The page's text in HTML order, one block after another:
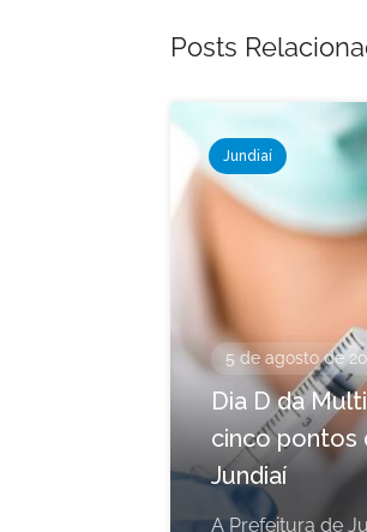
Posts
Jundiaí
5 de agosto de
Dia D da
cinco pontos
Jundiaí
A Prefeitura de